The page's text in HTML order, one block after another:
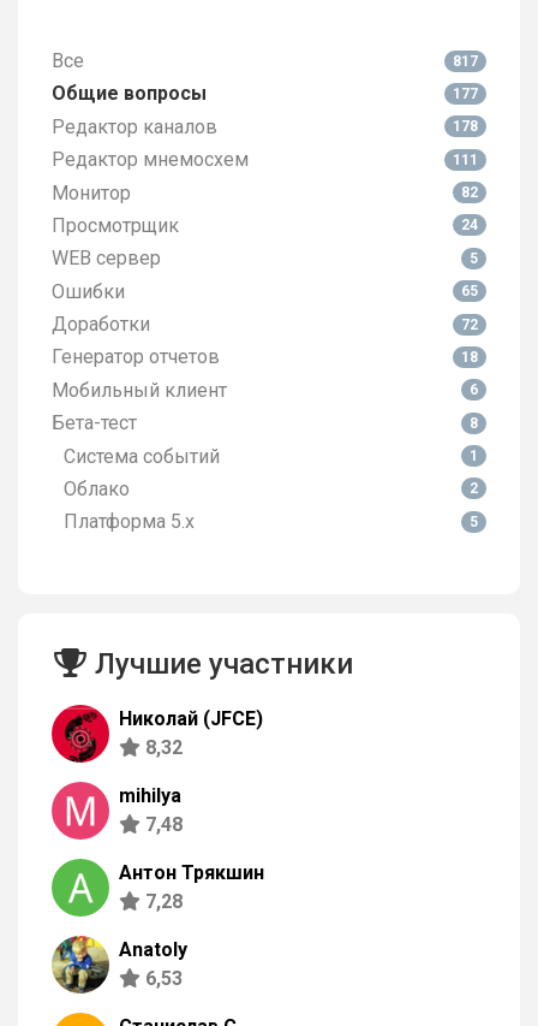
Все 817
Общие вопросы 177
Редактор каналов 178
Редактор мнемосхем 111
Монитор 82
Просмотрщик 24
WEB сервер 5
Ошибки 65
Доработки 72
Генератор отчетов 18
Мобильный клиент 6
Бета-тест 8
Система событий 1
Облако 2
Платформа 5.х 5
Лучшие участники
Николай (JFCE)
8,32
mihilya
7,48
Антон Трякшин
7,28
Anatoly
6,53